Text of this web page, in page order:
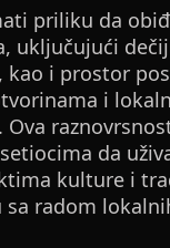
priliku da
uključujući
i prostor
i
da
kulture i
sa radom